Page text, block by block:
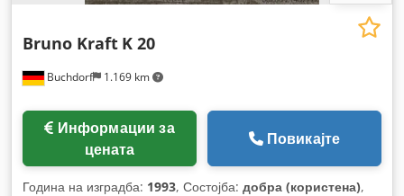
Buchdorf 1.169 km
Bruno Kraft K 20
цената
Повикајте
Година на изградба: 1993, Состојба: добра (користена),